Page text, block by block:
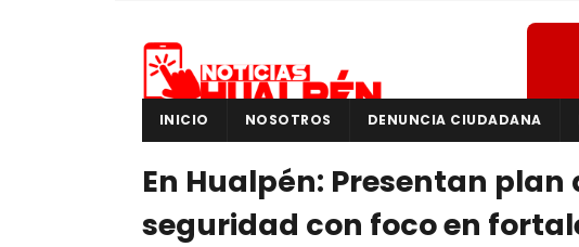
INICIO NOSOTROS DENUNCIA CIUDADANA
En Hualpén: Presentan plan
seguridad con foco en